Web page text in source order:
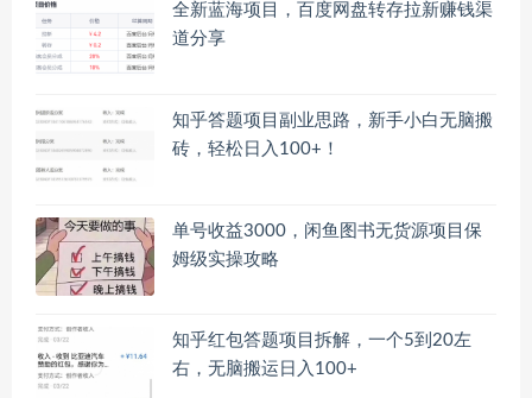
全新蓝海项目，百度网盘转存拉新赚钱渠
道分享
知乎答题项目副业思路，新手小白无脑搬
砖，轻松日入100+！
单号收益3000，闲鱼图书无货源项目保
姆级实操攻略
知乎红包答题项目拆解，一个5到20左
右，无脑搬运日入100+